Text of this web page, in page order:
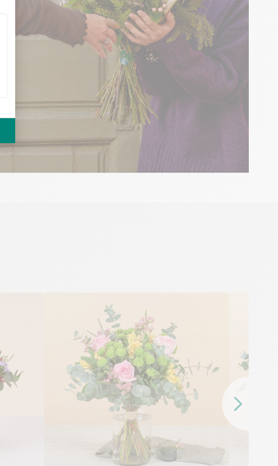
Conteúdo